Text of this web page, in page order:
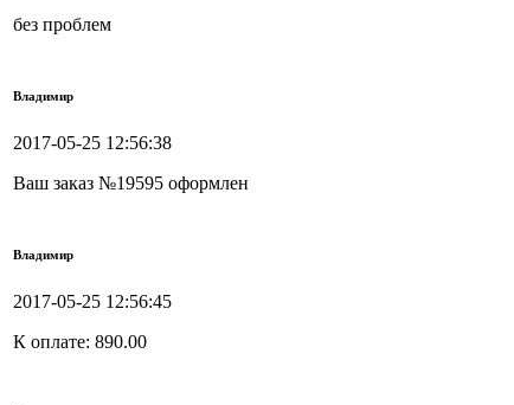
без проблем
Владимир
2017-05-25 12:56:38
Ваш заказ №19595 оформлен
Владимир
2017-05-25 12:56:45
К оплате: 890.00